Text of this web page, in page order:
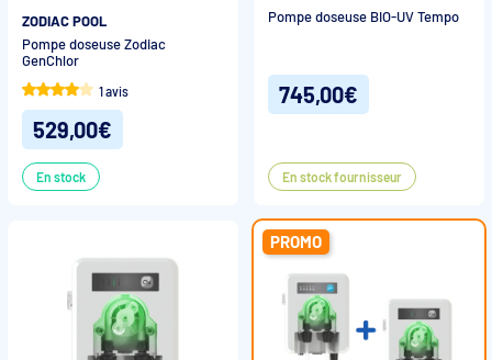
ZODIAC POOL
Pompe doseuse Zodiac
GenChlor
1 avis
529,00€
En stock
Pompe doseuse BIO-UV Tempo
745,00€
En stock fournisseur
PROMO